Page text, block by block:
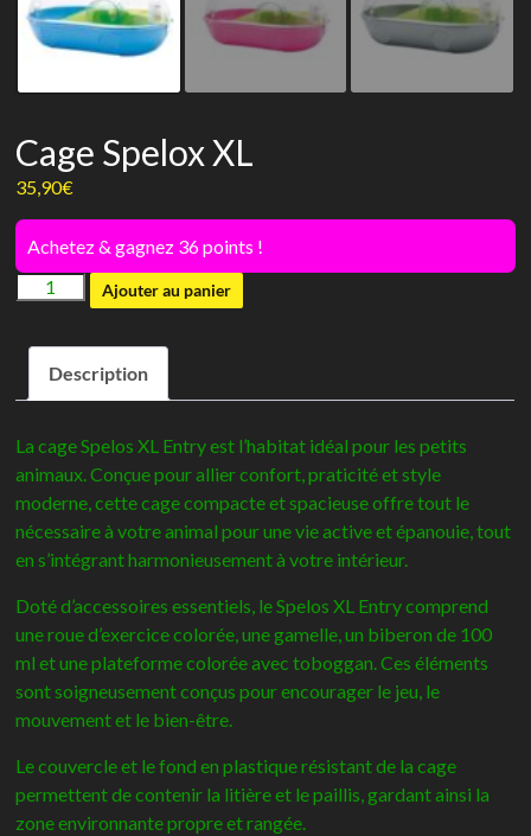
Cage Spelox XL
35,90€
Achetez & gagnez 36 points !
quantité
Cage
Spelox
XL
Ajouter au panier
Description
La cage Spelos XL Entry est l’habitat idéal pour les petits
animaux. Conçue pour allier confort, praticité et style
moderne, cette cage compacte et spacieuse offre tout le
nécessaire à votre animal pour une vie active et épanouie, tout
en s’intégrant harmonieusement à votre intérieur.
Doté d’accessoires essentiels, le Spelos XL Entry comprend
une roue d’exercice colorée, une gamelle, un biberon de 100
ml et une plateforme colorée avec toboggan. Ces éléments
sont soigneusement conçus pour encourager le jeu, le
mouvement et le bien-être.
Le couvercle et le fond en plastique résistant de la cage
permettent de contenir la litière et le paillis, gardant ainsi la
zone environnante propre et rangée.